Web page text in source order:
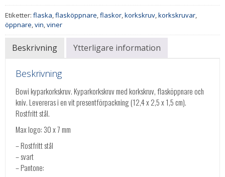
Etiketter: flaska flasköppnare flaskor korkskruv korkskruvar
öppnare vin viner
Beskrivning Ytterligare information
Beskrivning
Bowi kyparkorkskruv. Kyparkorkskruv med korkskruv, flasköppnare och
kniv. Levereras i en vit presentförpackning (12,4 x 2,5 x 1,5 cm).
Rostfritt stål.
Max logo: 30 x 7 mm
– Rostfritt stål
– svart
– Pantone: